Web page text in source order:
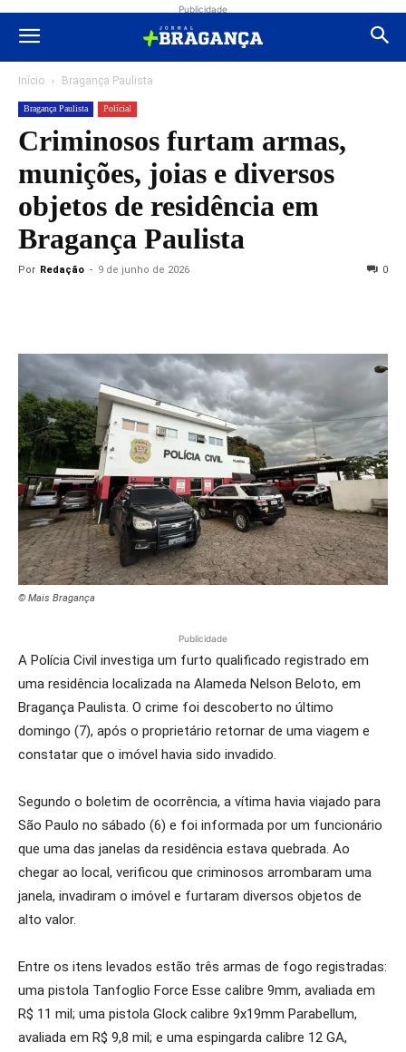
Publicidade
Início Bragança Paulista
Bragança Paulista Polícial
Criminosos furtam armas,
munições, joias e diversos
objetos de residência em
Bragança Paulista
Por Redação - 9 de junho de 2026 0
© Mais Bragança
Publicidade
A Polícia Civil investiga um furto qualificado registrado em
uma residência localizada na Alameda Nelson Beloto, em
Bragança Paulista. O crime foi descoberto no último
domingo (7), após o proprietário retornar de uma viagem e
constatar que o imóvel havia sido invadido.
Segundo o boletim de ocorrência, a vítima havia viajado para
São Paulo no sábado (6) e foi informada por um funcionário
que uma das janelas da residência estava quebrada. Ao
chegar ao local, verificou que criminosos arrombaram uma
janela, invadiram o imóvel e furtaram diversos objetos de
alto valor.
Entre os itens levados estão três armas de fogo registradas:
uma pistola Tanfoglio Force Esse calibre 9mm, avaliada em
R$ 11 mil; uma pistola Glock calibre 9x19mm Parabellum,
avaliada em R$ 9,8 mil; e uma espingarda calibre 12 GA,